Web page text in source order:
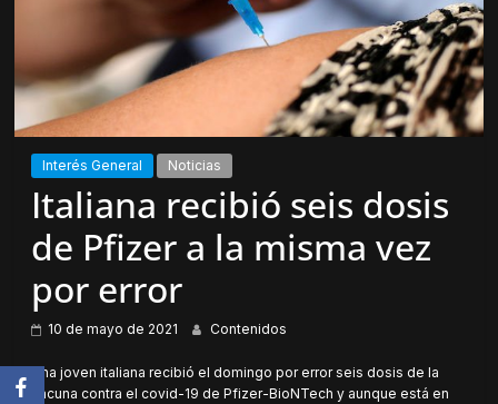
Interés General Noticias
Italiana recibió seis dosis
de Pfizer a la misma vez
por error
10 de mayo de 2021 Contenidos
Una joven italiana recibió el domingo por error seis dosis de la
vacuna contra el covid-19 de Pfizer-BioNTech y aunque está en